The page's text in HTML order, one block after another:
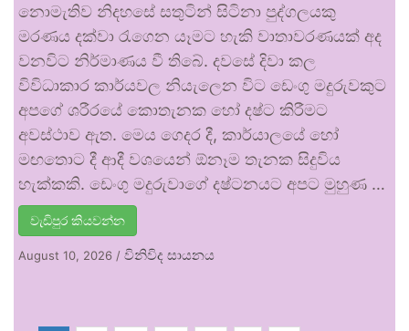
නොමැතිව නිදහසේ සතුටින් සිටිනා පුද්ගලයකු
මරණය දක්වා රැගෙන යෑමට හැකි වාතාවරණයක් අද
වනවිට නිර්මාණය වී තිබේ. දවසේ දිවා කල
විවිධාකාර කාර්යවල නියැලෙන විට ඩෙංගු මදුරුවකුට
අපගේ ශරීරයේ කොතැනක හෝ දෂ්ට කිරීමට
අවස්ථාව ඇත. මෙය ගෙදර දී, කාර්යාලයේ හෝ
මඟතොට දී ආදී වශයෙන් ඕනෑම තැනක සිදුවිය
හැක්කකි. ඩෙංගු මදුරුවාගේ දෂ්ටනයට අපට මුහුණ …
වැඩිපුර කියවන්න
August 10, 2026 / විනිවිද සායනය